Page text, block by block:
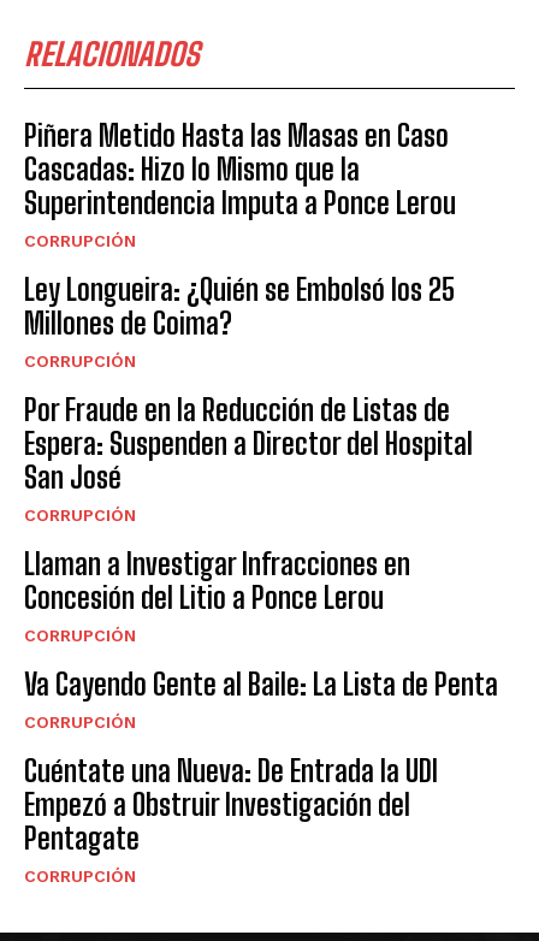
RELACIONADOS
Piñera Metido Hasta las Masas en Caso
Cascadas: Hizo lo Mismo que la
Superintendencia Imputa a Ponce Lerou
CORRUPCIÓN
Ley Longueira: ¿Quién se Embolsó los 25
Millones de Coima?
CORRUPCIÓN
Por Fraude en la Reducción de Listas de
Espera: Suspenden a Director del Hospital
San José
CORRUPCIÓN
Llaman a Investigar Infracciones en
Concesión del Litio a Ponce Lerou
CORRUPCIÓN
Va Cayendo Gente al Baile: La Lista de Penta
CORRUPCIÓN
Cuéntate una Nueva: De Entrada la UDI
Empezó a Obstruir Investigación del
Pentagate
CORRUPCIÓN